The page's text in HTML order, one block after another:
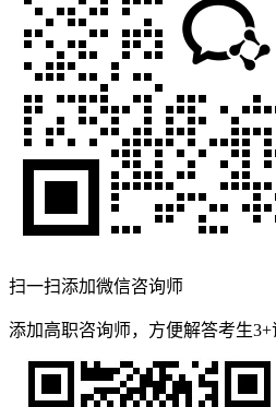
扫一扫添加微信咨询师
添加高职咨询师，方便解答考生3+